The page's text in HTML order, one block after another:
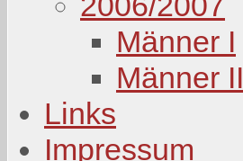
Männer I
Männer II
Links
Impressum